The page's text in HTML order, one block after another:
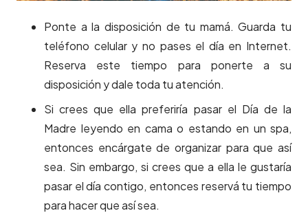
Ponte a la disposición de tu mamá. Guarda tu
teléfono celular y no pases el día en Internet.
Reserva este tiempo para ponerte a su
disposición y dale toda tu atención.
Si crees que ella preferiría pasar el Día de la
Madre leyendo en cama o estando en un spa,
entonces encárgate de organizar para que así
sea. Sin embargo, si crees que a ella le gustaría
pasar el día contigo, entonces reservá tu tiempo
para hacer que así sea.